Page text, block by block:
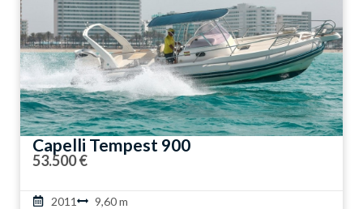
Capelli Tempest 900
53.500 €
2011 9,60 m